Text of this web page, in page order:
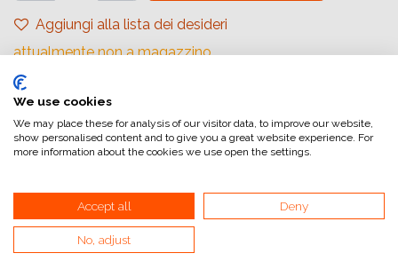
Aggiungi alla lista dei desideri
attualmente non a magazzino
Riferimento interno:
Collegamenti utili
Home
We use cookies
We may place these for analysis of our visitor data, to improve our website,
show personalised content and to give you a great website experience. For
more information about the cookies we use open the settings.
Accept all Deny
No, adjust